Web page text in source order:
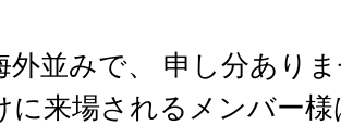
外並みで、 申し分あり
に来場されるメンバー